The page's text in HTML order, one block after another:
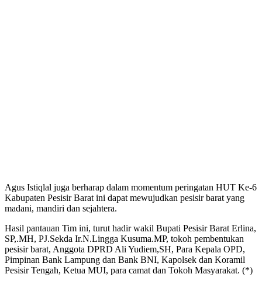
Agus Istiqlal juga berharap dalam momentum peringatan HUT Ke-6
Kabupaten Pesisir Barat ini dapat mewujudkan pesisir barat yang
madani, mandiri dan sejahtera.
Hasil pantauan Tim ini, turut hadir wakil Bupati Pesisir Barat Erlina,
SP,.MH, PJ.Sekda Ir.N.Lingga Kusuma.MP, tokoh pembentukan
pesisir barat, Anggota DPRD Ali Yudiem,SH, Para Kepala OPD,
Pimpinan Bank Lampung dan Bank BNI, Kapolsek dan Koramil
Pesisir Tengah, Ketua MUI, para camat dan Tokoh Masyarakat. (*)